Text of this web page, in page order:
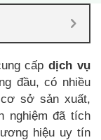
cấp dịch vụ
đầu, có nhiều
sở sản xuất,
nghiệm đã tích
hiệu uy tín